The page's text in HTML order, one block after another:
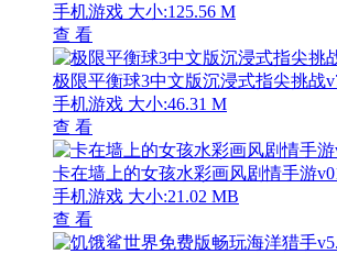
手机游戏 大小:125.56 M
查 看
极限平衡球3中文版沉浸式指尖挑战
手机游戏 大小:46.31 M
查 看
卡在墙上的女孩水彩画风剧情手游
手机游戏 大小:21.02 MB
查 看